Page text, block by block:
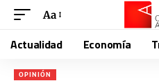
Aa
Actualidad Economía
OPINIÓN